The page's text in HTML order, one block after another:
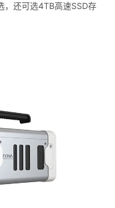
，还可选4TB高速SSD存